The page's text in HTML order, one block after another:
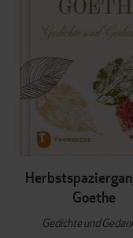
Goethe
Gedichte und